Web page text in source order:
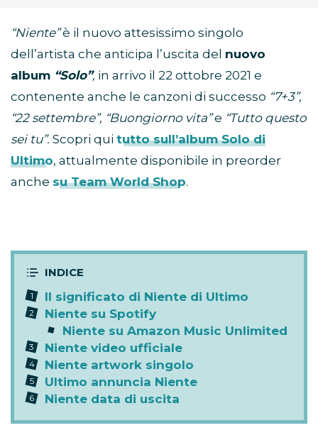
“Niente”è il nuovo attesissimo singolo
dell’artista che anticipa l’uscita del nuovo
album “Solo”, in arrivo il 22 ottobre 2021 e
contenente anche le canzoni di successo “7+3”,
“22 settembre”, “Buongiorno vita”e “Tutto questo
sei tu”. Scopri qui tutto sull’album Solo di
Ultimo, attualmente disponibile in preorder
anche su Team World Shop.
Il significato di Niente di Ultimo
Niente su Spotify
Niente su Amazon Music Unlimited
Niente video ufficiale
Niente artwork singolo
Ultimo annuncia Niente
Niente data di uscita